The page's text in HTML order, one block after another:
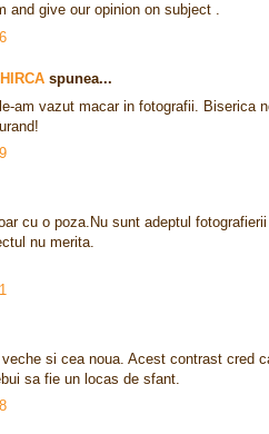
and give our opinion on subject .
spunea...
am vazut macar in fotografii. Biserica
cu o poza.Nu sunt adeptul
nu merita.
si cea noua. Acest contrast cred
sa fie un locas de sfant.